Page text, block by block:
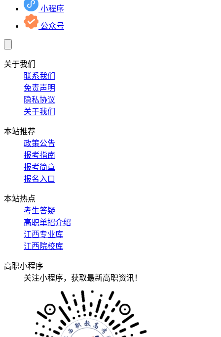
小程序
公众号
关于我们
联系我们
免责声明
隐私协议
关于我们
本站推荐
政策公告
报考指南
报考简章
报名入口
本站热点
考生答疑
高职单招介绍
江西专业库
江西院校库
高职小程序
关注小程序，获取最新高职资讯！